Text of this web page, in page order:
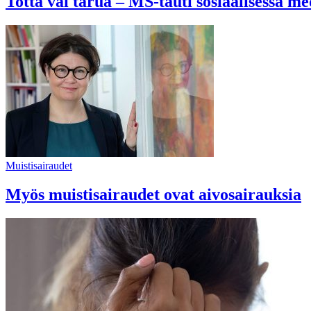
Muistisairaudet
Myös muistisairaudet ovat aivosairauksia